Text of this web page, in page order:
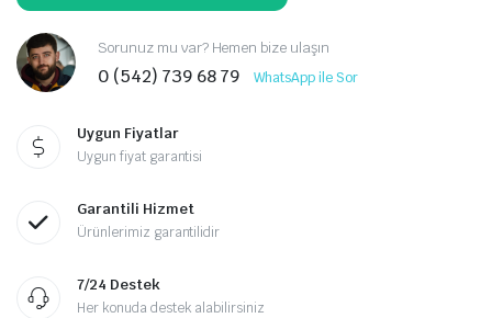
Sorunuz mu var? Hemen bize ulaşın
0 (542) 739 68 79 WhatsApp ile Sor
Uygun Fiyatlar
Uygun fiyat garantisi
Garantili Hizmet
Ürünlerimiz garantilidir
7/24 Destek
Her konuda destek alabilirsiniz